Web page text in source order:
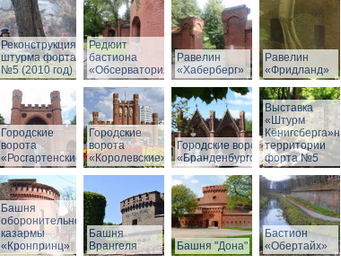
Реконструкция
штурма форта
№5 (2010 год)
Редюит
бастиона
«Обсерватория»
Равелин
«Хаберберг»
Равелин
«Фридланд»
Городские
ворота
«Росгартенские»
Городские
ворота
«Королевские»
Городские ворота
«Бранденбургские»
Выставка
«Штурм
Кёнигсберга»на
территории
форта №5
Башня
оборонительной
казармы
«Кронпринц»
Башня
Врангеля
Башня "Дона"
Бастион
«Обертайх»